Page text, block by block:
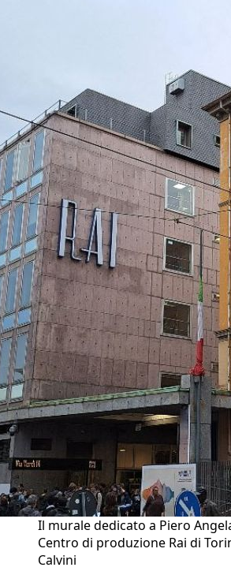
Il murale dedicato a Piero
Centro di produzione Rai di
Calvini